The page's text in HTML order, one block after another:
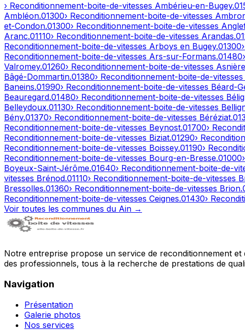
› Reconditionnement-boite-de-vitesses Ambérieu-en-Bugey.
Ambléon.01300› Reconditionnement-boite-de-vitesses
et-Condon.01300› Reconditionnement-boite-de-vitesses
Aranc.01110› Reconditionnement-boite-de-vitesses Arandas.
Reconditionnement-boite-de-vitesses Arboys en Bugey.01300
Reconditionnement-boite-de-vitesses Ars-sur-Formans.01480
Valromey.01260› Reconditionnement-boite-de-vitesses
Bâgé-Dommartin.01380› Reconditionnement-boite-de-vitesses
Baneins.01990› Reconditionnement-boite-de-vitesses Béard-
Beauregard.01480› Reconditionnement-boite-de-vitesses
Belleydoux.01130› Reconditionnement-boite-de-vitesses
Bény.01370› Reconditionnement-boite-de-vitesses Béréziat.
Reconditionnement-boite-de-vitesses Beynost.01700›
Reconditionnement-boite-de-vitesses Biziat.01290›
Reconditionnement-boite-de-vitesses Boissey.01190›
Reconditionnement-boite-de-vitesses Bourg-en-Bresse.01000
Boyeux-Saint-Jérôme.01640› Reconditionnement-boite-de-
vitesses Brénod.01110› Reconditionnement-boite-de-vitesses
Bressolles.01360› Reconditionnement-boite-de-vitesses Brion.
Reconditionnement-boite-de-vitesses Ceignes.01430›
Voir toutes les communes du Ain →
Notre entreprise propose un service de reconditionnement
des professionnels, tous à la recherche de prestations de
Navigation
Présentation
Galerie photos
Nos services